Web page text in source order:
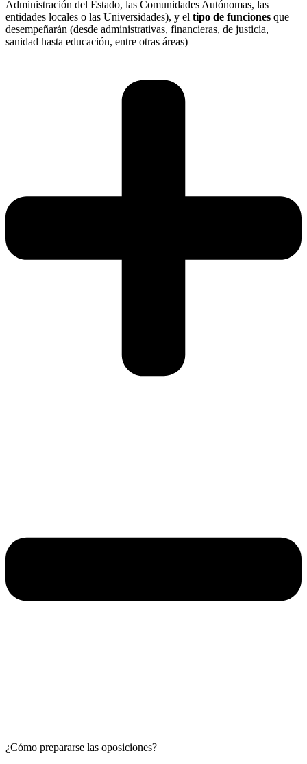
Administración del Estado, las Comunidades Autónomas, las
entidades locales o las Universidades), y el tipo de funciones que
desempeñarán (desde administrativas, financieras, de justicia,
sanidad hasta educación, entre otras áreas)
¿Cómo prepararse las oposiciones?